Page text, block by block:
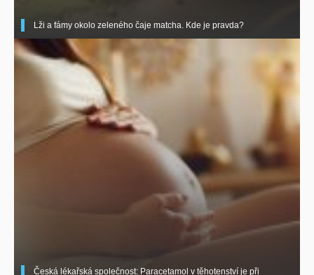
Lži a fámy okolo zeleného čaje matcha. Kde je pravda?
Česká lékařská společnost: Paracetamol v těhotenství je při